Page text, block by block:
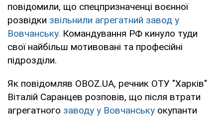
повідомили, що спецпризначенці воєнної
розвідки звільнили агрегатний завод у
Вовчанську. Командування РФ кинуло туди
свої найбільш мотивовані та професійні
підрозділи.
Як повідомляв OBOZ.UA, речник ОТУ "Харків"
Віталій Саранцев розповів, що після втрати
агрегатного заводу у Вовчанську окупанти